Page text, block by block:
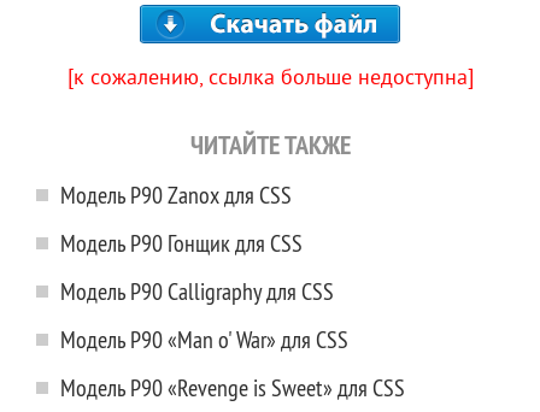
[к сожалению, ссылка больше недоступна]
ЧИТАЙТЕ ТАКЖЕ
Модель P90 Zanox для CSS
Модель P90 Гонщик для CSS
Модель P90 Calligraphy для CSS
Модель P90 «Man o' War» для CSS
Модель P90 «Revenge is Sweet» для CSS